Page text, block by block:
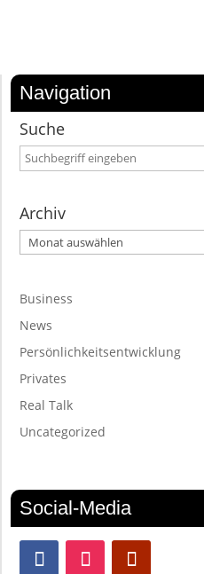
Navigation
Suche
Archiv
Archiv
Business
News
Persönlichkeitsentwicklung
Privates
Real Talk
Uncategorized
Social-Media